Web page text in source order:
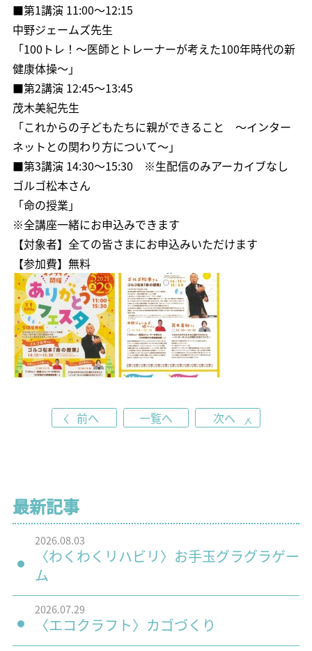
■第1講演 11:00～12:15
中野ジェームズ先生
「100トレ！～医師とトレーナーが考えた100年時代の新
健康体操～」
■第2講演 12:45～13:45
茂木美紀先生
「これからの子どもたちに親ができること ～インター
ネットとの関わり方について～」
■第3講演 14:30～15:30 ※生配信のみアーカイブなし
ゴルゴ松本さん
「命の授業」
※全講座一緒にお申込みできます
【対象者】全ての皆さまにお申込みいただけます
【参加費】無料
前へ 一覧へ 次へ
最新記事
2026.08.03
〈わくわくリハビリ〉お手玉グラグラゲー
ム
2026.07.29
〈エコクラフト〉カゴづくり